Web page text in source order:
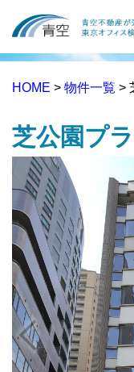
HOME > 物件一覧 >
芝公園プ